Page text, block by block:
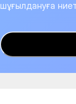
шұғылдануға